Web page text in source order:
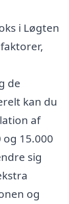
i Løgten
de
kan du
af
15.000
sig
og